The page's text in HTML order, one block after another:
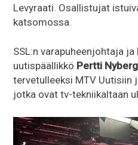
Levyraati. Osallistujat
katsomossa.
SSL:n varapuheenjohtaja
uutispäällikkö Pertti Nyberg
tervetulleeksi MTV Uutisiin
jotka ovat tv-tekniikaltaan